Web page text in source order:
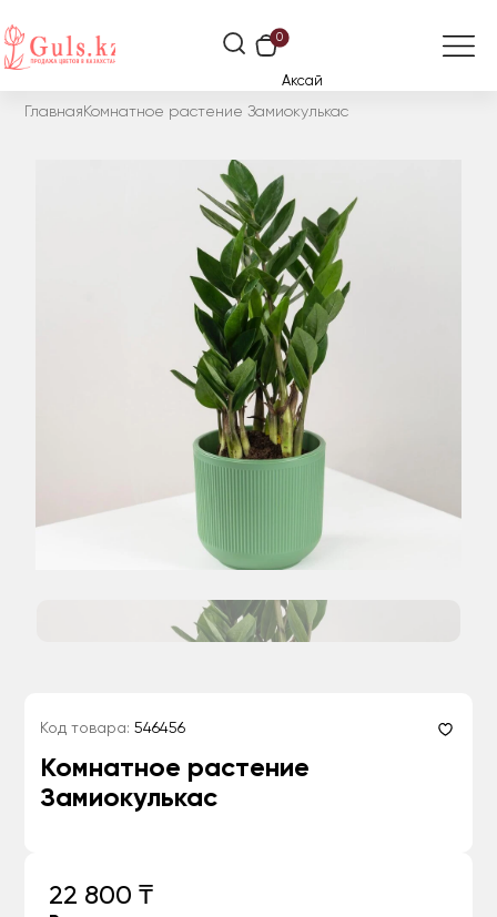
0
Аксай
Главная Комнатное растение Замиокулькас
Код товара: 546456
Комнатное растение
Замиокулькас
22 800 ₸